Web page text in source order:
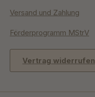
Versand und Zahlung
Förderprogramm MStrV
Vertrag widerrufen